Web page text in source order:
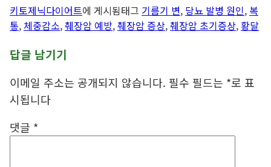
키토제닉다이어트에 게시됨태그 기름기 변, 당뇨 발병 원인, 복
통, 체중감소,췌장암 예방,췌장암 증상,췌장암 초기증상, 황달
답글 남기기
이메일 주소는 공개되지 않습니다. 필수 필드는 *로 표
시됩니다
댓글 *